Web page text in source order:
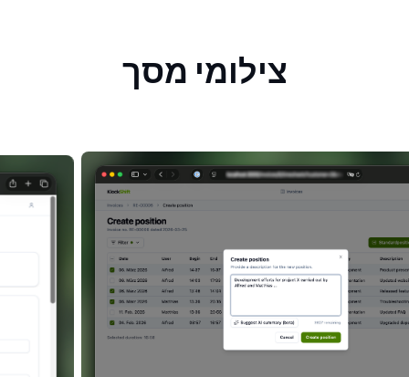
צילומי מסך